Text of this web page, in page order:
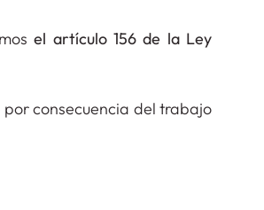
el artículo 156 de la Ley
consecuencia del trabajo